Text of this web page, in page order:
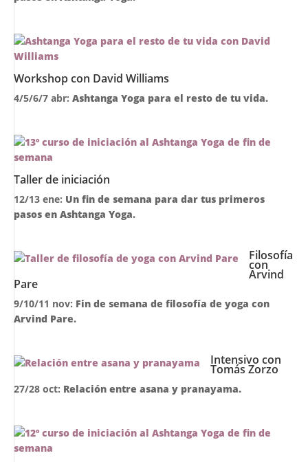
Workshop con David Williams
4/5/6/7 abr: Ashtanga Yoga para el resto de tu vida.
Taller de iniciación
12/13 ene: Un fin de semana para dar tus primeros
pasos en Ashtanga Yoga.
Filosofía
con
Arvind
Pare
9/10/11 nov: Fin de semana de filosofía de yoga con
Arvind Pare.
Intensivo con
Tomás Zorzo
27/28 oct: Relación entre asana y pranayama.